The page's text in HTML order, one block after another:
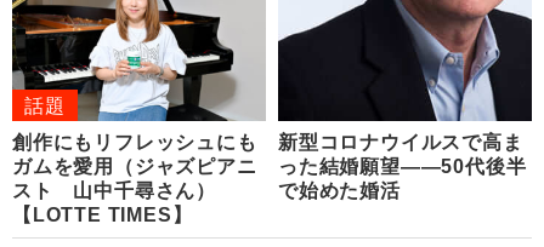
話題
創作にもリフレッシュにも
ガムを愛用（ジャズピアニ
スト 山中千尋さん）
【LOTTE TIMES】
新型コロナウイルスで高ま
った結婚願望――50代後半
で始めた婚活